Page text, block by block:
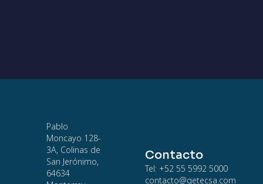
Pablo
Moncayo 128-
3A, Colinas de
San Jerónimo,
64634
Contacto
Tel: +52 55 5992 5000
contacto@getecsa.com